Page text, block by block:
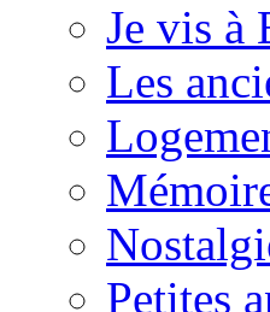
Je vis à
Les
Petites